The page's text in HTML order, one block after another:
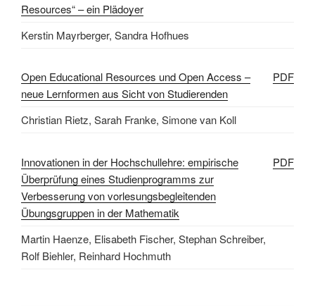
Resources“ – ein Plädoyer
Kerstin Mayrberger, Sandra Hofhues
Open Educational Resources und Open Access –
neue Lernformen aus Sicht von Studierenden
PDF
Christian Rietz, Sarah Franke, Simone van Koll
Innovationen in der Hochschullehre: empirische
Überprüfung eines Studienprogramms zur
Verbesserung von vorlesungsbegleitenden
Übungsgruppen in der Mathematik
PDF
Martin Haenze, Elisabeth Fischer, Stephan Schreiber,
Rolf Biehler, Reinhard Hochmuth